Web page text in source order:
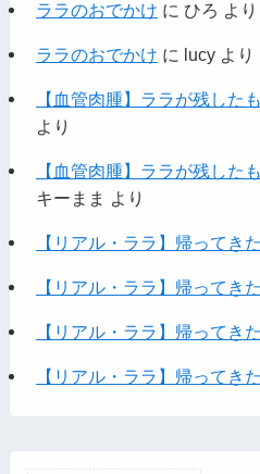
ララのおでかけ に ひろ より
ララのおでかけ に lucyより
【血管肉腫】ララが残した
より
【血管肉腫】ララが残した
キーまま より
【リアル・ララ】帰ってきた
【リアル・ララ】帰ってきた
【リアル・ララ】帰ってきた
【リアル・ララ】帰ってきた